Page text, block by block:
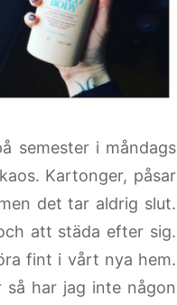
semester i måndags
Kartonger, påsar
det tar aldrig slut.
att städa efter sig.
fint i vårt nya hem.
har jag inte någon